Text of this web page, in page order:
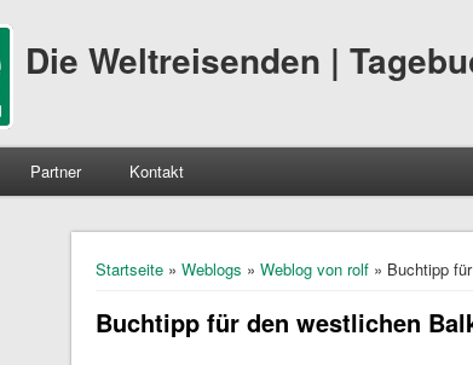
Die Weltreisenden |
Partner Kontakt
Sie sind hier
Startseite »Weblogs »Weblog von rolf » Buchtipp
Buchtipp für den westlichen